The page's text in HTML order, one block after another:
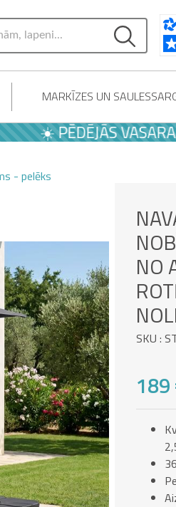
MARKĪZES UN
VASARAS
- pelēks
NO
SKU :
189